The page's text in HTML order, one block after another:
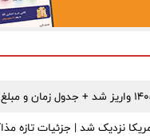
نزدیک شد | جزئیات تازه